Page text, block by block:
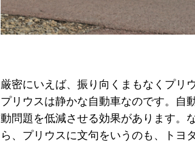
厳密にいえば、振り向くまもなくプリ
プリウスは静かな自動車なのです。自
動問題を低減させる効果があります。
ら、プリウスに文句をいうのも、トヨ